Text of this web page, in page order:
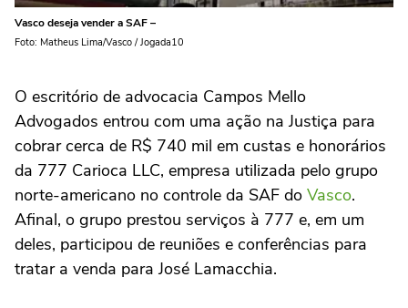
Vasco deseja vender a SAF –
Foto: Matheus Lima/Vasco / Jogada10
O escritório de advocacia Campos Mello
Advogados entrou com uma ação na Justiça para
cobrar cerca de R$ 740 mil em custas e honorários
da 777 Carioca LLC, empresa utilizada pelo grupo
norte-americano no controle da SAF do Vasco.
Afinal, o grupo prestou serviços à 777 e, em um
deles, participou de reuniões e conferências para
tratar a venda para José Lamacchia.